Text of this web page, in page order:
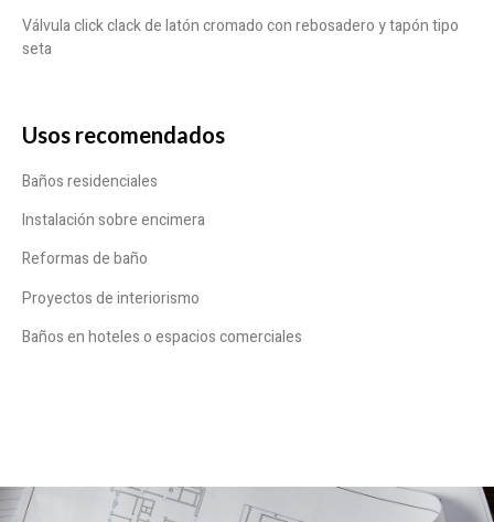
Válvula click clack de latón cromado con rebosadero y tapón tipo
seta
Usos recomendados
Baños residenciales
Instalación sobre encimera
Reformas de baño
Proyectos de interiorismo
Baños en hoteles o espacios comerciales